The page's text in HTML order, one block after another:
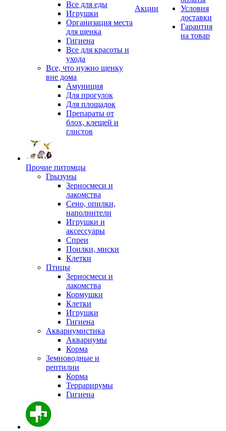
Все для еды
Игрушки
Организация места
для щенка
Гигиена
Все для красоты и
ухода
Все, что нужно щенку
вне дома
Амуниция
Для прогулок
Для площадок
Препараты от
блох, клещей и
глистов
Прочие питомцы
Грызуны
Зерносмеси и
лакомства
Сено, опилки,
наполнители
Игрушки и
аксессуары
Спреи
Поилки, миски
Клетки
Птицы
Зерносмеси и
лакомства
Кормушки
Клетки
Игрушки
Гигиена
Аквариумистика
Аквариумы
Корма
Земноводные и
рептилии
Корма
Террарирумы
Гигиена
Акции
Условия
доставки
Гарантия
на товар